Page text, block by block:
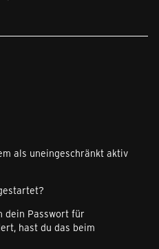
als uneingeschränkt aktiv
dein Passwort für
hast du das beim